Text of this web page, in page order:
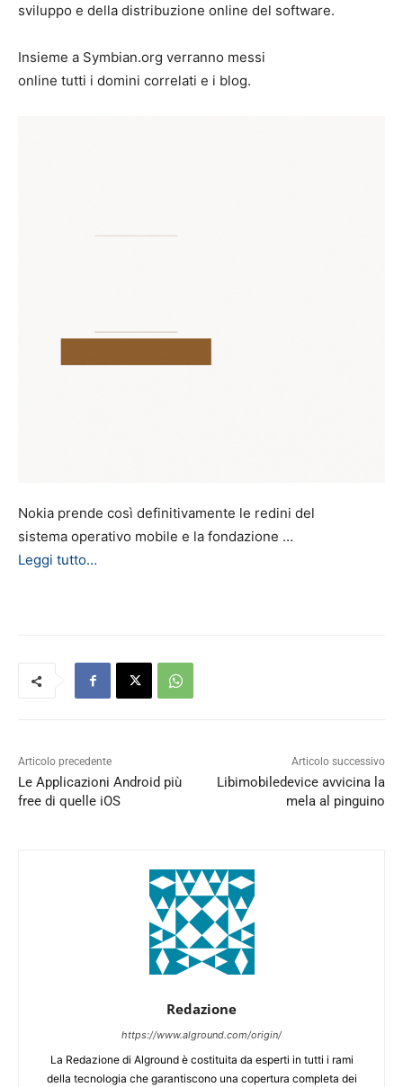
sviluppo e della distribuzione online del software.
Insieme a Symbian.org verranno messi
online tutti i domini correlati e i blog.
Nokia prende così definitivamente le redini del
sistema operativo mobile e la fondazione …
Leggi tutto…
Articolo precedente
Le Applicazioni Android più
free di quelle iOS
Articolo successivo
Libimobiledevice avvicina la
mela al pinguino
Redazione
https://www.alground.com/origin/
La Redazione di Alground è costituita da esperti in tutti i rami
della tecnologia che garantiscono una copertura completa dei